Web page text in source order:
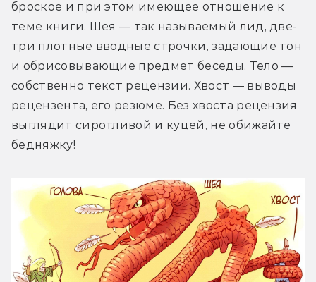
броское и при этом имеющее отношение к
теме книги. Шея — так называемый лид, две-
три плотные вводные строчки, задающие тон
и обрисовывающие предмет беседы. Тело —
собственно текст рецензии. Хвост — выводы
рецензента, его резюме. Без хвоста рецензия
выглядит сиротливой и куцей, не обижайте
бедняжку!